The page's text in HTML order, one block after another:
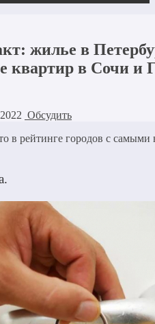
жилье в
квартир в Сочи и
Обсудить
в рейтинге городов с